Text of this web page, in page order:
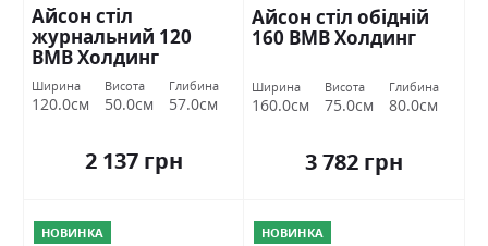
Айсон стіл
журнальний 120
ВМВ Холдинг
Ширина
120.0см
Висота
50.0см
Глибина
57.0см
2 137 грн
Айсон стіл обідній
160 ВМВ Холдинг
Ширина
160.0см
Висота
75.0см
Глибина
80.0см
3 782 грн
НОВИНКА НОВИНКА